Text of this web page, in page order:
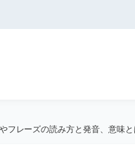
フレーズの読み方と発音、意味と